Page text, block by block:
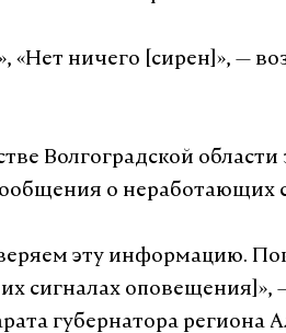
«Нет ничего [сирен]», —
Волгоградской
о неработающих
эту информацию.
сигналах оповещения]»,
губернатора региона